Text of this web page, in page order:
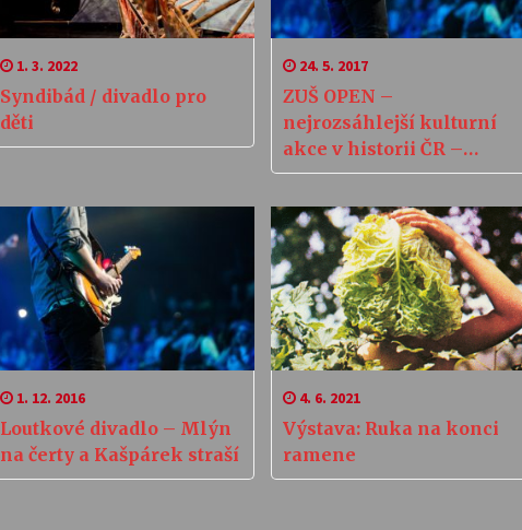
1. 3. 2022
Syndibád / divadlo pro
děti
24. 5. 2017
ZUŠ OPEN –
nejrozsáhlejší kulturní
akce v historii ČR –
Humpolec
1. 12. 2016
Loutkové divadlo – Mlýn
na čerty a Kašpárek straší
4. 6. 2021
Výstava: Ruka na konci
ramene